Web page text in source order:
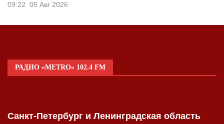
09:22 05 Авг 2026
РАДИО «METRO» 102.4 FM
Санкт-Петербург и Ленинградская область